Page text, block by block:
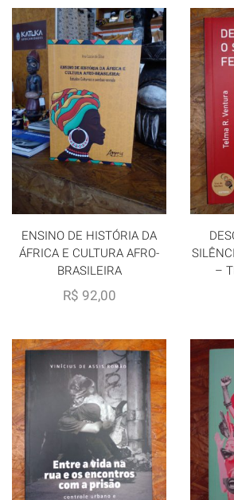
ENSINO DE HISTÓRIA DA
ÁFRICA E CULTURA AFRO-
BRASILEIRA
R$ 92,00
–